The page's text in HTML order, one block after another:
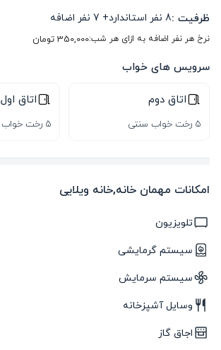
ظرفیت :8 نفر استاندارد+
7 نفر اضافه
نرخ هر نفر اضافه به ازای هر شب:350,000تومان
سرویس های خواب
اتاق دوم
5 رخت خواب سنتی
اتاق اول
5 رخت خواب سنتی
امکانات مهمان خانه,خانه ویلایی
تلویزیون
سیستم گرمایشی
سیستم سرمایش
وسایل آشپزخانه
اجاق گاز